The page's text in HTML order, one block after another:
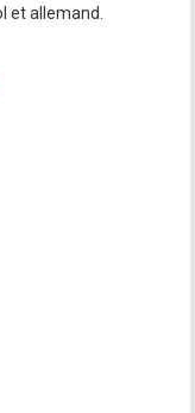
et allemand.